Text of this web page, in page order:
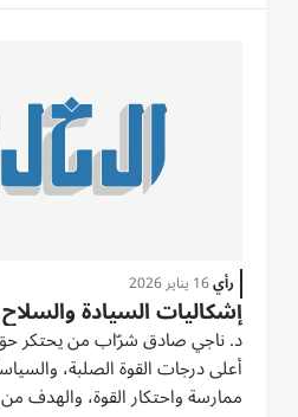
رأي16 يناير 2026
إشكاليات السيادة والسلاح
د. ناجي صادق شرّاب من يحتكر
أعلى درجات القوة الصلبة،
ممارسة واحتكار القوة، والهدف